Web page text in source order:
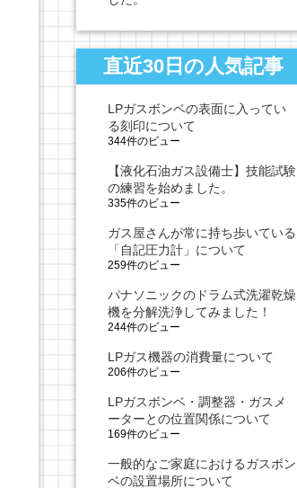
直近30日の人気記事
LPガスボンベの表面に入ってい
る刻印について
344件のビュー
【液化石油ガス設備士】技能試験
の練習を始めました。
335件のビュー
ガス屋さんが常に持ち歩いている
「自記圧力計」について
259件のビュー
パナソニックのドラム式洗濯乾燥
機を分解洗浄してみました！
244件のビュー
LPガス機器の消費量について
206件のビュー
LPガスボンベ・調整器・ガスメ
ーターとの位置関係について
169件のビュー
一般的なご家庭におけるガスボン
ベの設置場所について